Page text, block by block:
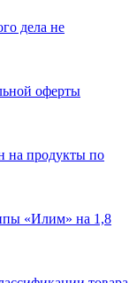
дела не
оферты
на продукты по
«Илим» на 1,8